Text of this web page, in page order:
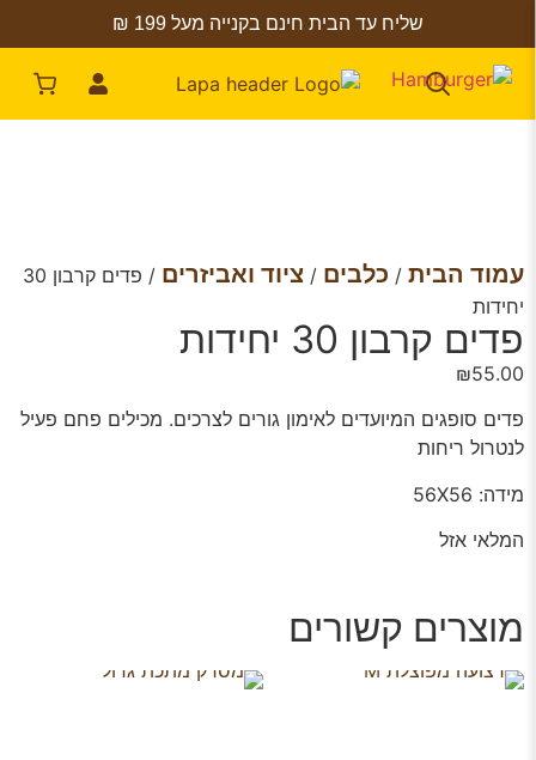
שליח עד הבית חינם בקנייה מעל 199 ₪
עמוד הבית / כלבים / ציוד ואביזרים
/ פדים קרבון 30
יחידות
פדים קרבון 30 יחידות
₪55.00
פדים סופגים המיועדים לאימון גורים לצרכים. מכילים פחם פעיל
לנטרול ריחות
מידה: 56X56
המלאי אזל
מוצרים קשורים